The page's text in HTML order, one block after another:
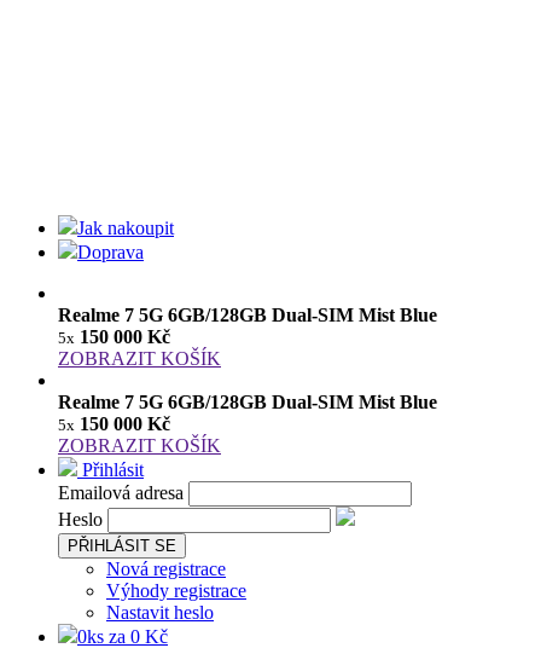
Jak nakoupit
Doprava
Realme 7 5G 6GB/128GB Dual-SIM Mist Blue
5x 150 000 Kč
ZOBRAZIT KOŠÍK
Realme 7 5G 6GB/128GB Dual-SIM Mist Blue
5x 150 000 Kč
ZOBRAZIT KOŠÍK
Přihlásit
Emailová adresa
Heslo
PŘIHLÁSIT SE
Nová registrace
Výhody registrace
Nastavit heslo
0ks za 0 Kč